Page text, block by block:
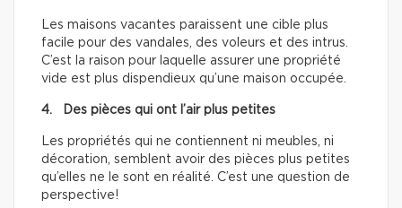
Les maisons vacantes paraissent une cible plus
facile pour des vandales, des voleurs et des intrus.
C’est la raison pour laquelle assurer une propriété
vide est plus dispendieux qu’une maison occupée.
4. Des pièces qui ont l’air plus petites
Les propriétés qui ne contiennent ni meubles, ni
décoration, semblent avoir des pièces plus petites
qu’elles ne le sont en réalité. C’est une question de
perspective!